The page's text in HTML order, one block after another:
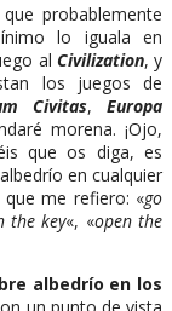
probablemente
lo iguala en
al Civilization, y
los juegos de
Civitas, Europa
morena. ¡Ojo,
que os diga, es
en cualquier
me refiero: «go
the key«, «open the
albedrío en los